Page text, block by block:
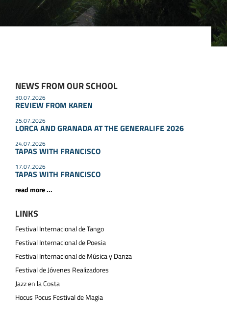
NEWS FROM OUR SCHOOL
30.07.2026
REVIEW FROM KAREN
25.07.2026
LORCA AND GRANADA AT THE GENERALIFE 2026
24.07.2026
TAPAS WITH FRANCISCO
17.07.2026
TAPAS WITH FRANCISCO
read more ...
LINKS
Festival Internacional de Tango
Festival Internacional de Poesia
Festival Internacional de Música y Danza
Festival de Jóvenes Realizadores
Jazz en la Costa
Hocus Pocus Festival de Magia